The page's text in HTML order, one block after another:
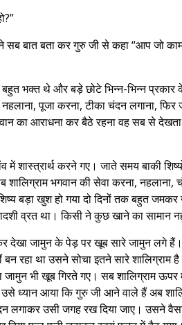
सब बात बता कर गुरु जी से कहा “आप जो
भक्त थे और बड़े छोटे भिन्न-भिन्न
पूजा करना, टीका चंदन लगाना,
का आराधना कर बैठे रहना वह सब से
में शास्त्रार्थ करने गए। जाते समय बाकी
भगवान की सेवा करना,
शिष्य बड़ा खुश हो गया दो दिनों तक बहुत
व्रत था। किसी ने कुछ खाने का सामान
देखा जामुन के पेड़ पर खूब सारे जामुन लगे
रहा था उसने सोचा इतने सारे शालिग्राम
जामुन भी खूब गिरते गए। सब शालिग्राम ऊपर
ध्यान आया कि गुरु जी आने वाले हैं अब
लगाकर उसी जगह रख दिया जाए। उसने